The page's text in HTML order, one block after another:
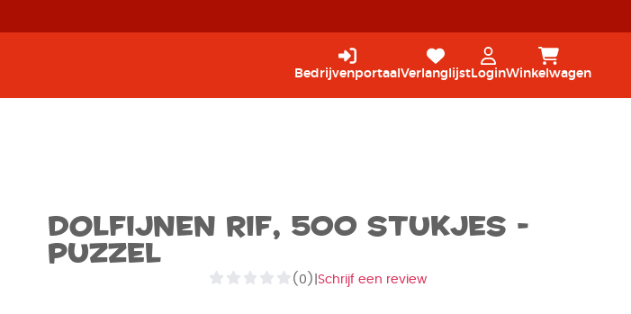
Bedrijvenportaal Verlanglijst LoginWinkelwagen
Dolfijnen rif, 500 stukjes -
Puzzel
(0) Schrijf een review